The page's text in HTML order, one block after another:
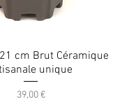
cm Brut Céramique
unique
Prix
39,00 €